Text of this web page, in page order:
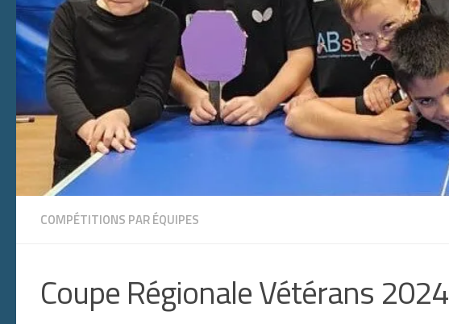
COMPÉTITIONS PAR ÉQUIPES
Coupe Régionale Vétérans 2024